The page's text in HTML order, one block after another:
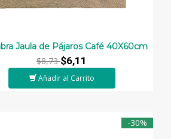
Jaula de Pájaros Café 40X60cm
$8,73$6,11
Añadir al Carrito
-30%